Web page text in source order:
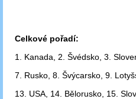
Celkové pořadí:
1. Kanada, 2. Švédsko, 3.
7. Rusko, 8. Švýcarsko, 9.
13. USA, 14. Bělorusko, 15.